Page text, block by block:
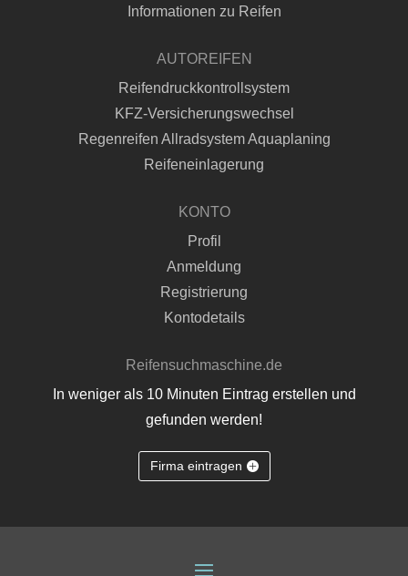
Informationen zu Reifen
AUTOREIFEN
Reifendruckkontrollsystem
KFZ-Versicherungswechsel
Regenreifen Allradsystem Aquaplaning
Reifeneinlagerung
KONTO
Profil
Anmeldung
Registrierung
Kontodetails
Reifensuchmaschine.de
In weniger als 10 Minuten Eintrag erstellen und
gefunden werden!
Firma eintragen